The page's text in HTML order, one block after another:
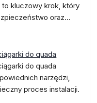
to kluczowy krok, który
oraz…
do quada
do quada
narzędzi,
proces instalacji.